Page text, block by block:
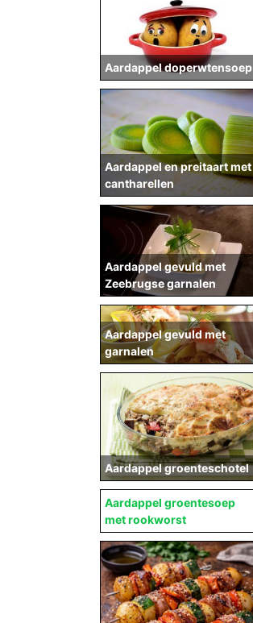
Aardappel doperwtensoep
Aardappel en preitaart met
cantharellen
Aardappel gevuld met
garnalen
Aardappel gevuld met
Zeebrugse garnalen
Aardappel groenteschotel
Aardappel groentesoep
met rookworst